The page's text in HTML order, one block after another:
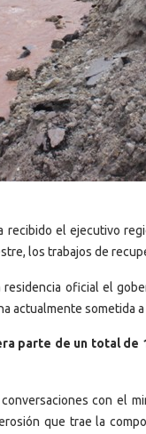
recibido el ejecutivo
los trabajos de
oficial el
actualmente sometida
parte de un total de
con el
que trae la